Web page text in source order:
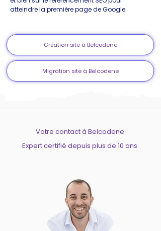
atteindre la première page de Google.
Création site à Belcodene
Migration site à Belcodene
Votre contact à Belcodene
Expert certifié depuis plus de 10 ans.